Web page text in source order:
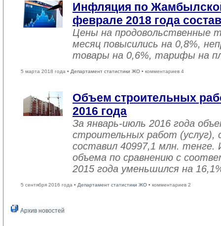
Инфляция по
феврале 2018 года
Цены на продовольственные
месяц повысились на 0,8%,
товары на 0,6%, тарифы на
5 марта 2018 года • Департамент статистики ЖО • комментариев 4
Объем строительных
2016 года
За январь-июль 2016 года
строительных работ (услуг),
составил 40997,1 млн. тенге.
объема по сравнению с
2015 года уменьшился на
5 сентября 2016 года • Департамент статистики ЖО • комментариев 2
Архив новостей